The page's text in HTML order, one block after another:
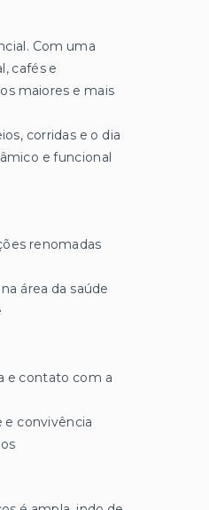
Com uma
cafés e
maiores e mais
corridas e o dia
e funcional
renomadas
área da saúde
e contato com a
e convivência